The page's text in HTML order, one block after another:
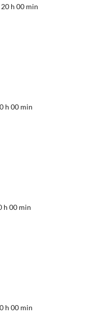
h 00 min
h 00 min
h 00 min
h 00 min